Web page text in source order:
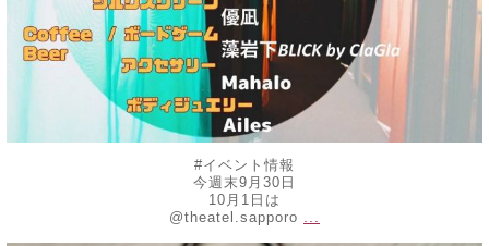
#イベント情報
今週末9月30日
10月1日は
@theatel.sapporo